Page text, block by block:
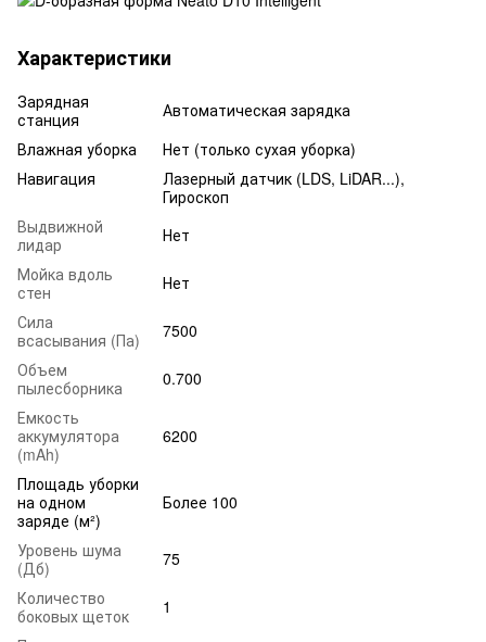
Характеристики
Зарядная
станция
Автоматическая зарядка
Влажная уборка
Нет (только сухая уборка)
Навигация
Лазерный датчик (LDS, LiDAR...),
Гироскоп
Выдвижной
лидар
Нет
Мойка вдоль
стен
Нет
Сила
всасывания (Па)
7500
Объем
пылесборника
0.700
Емкость
аккумулятора
(mAh)
6200
Площадь уборки
на одном
заряде (м²)
Более 100
Уровень шума
(Дб)
75
Количество
боковых щеток
1